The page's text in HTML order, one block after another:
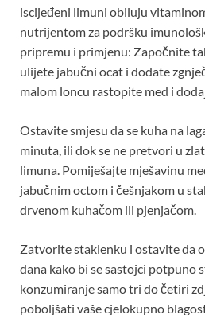
iscijeđeni limuni obiluju
nutrijentom za podršku
pripremu i primjenu: Započnite
ulijete jabučni ocat i dodate
malom loncu rastopite med i
Ostavite smjesu da se kuha na
minuta, ili dok se ne pretvori u
limuna. Pomiješajte mješavinu
jabučnim octom i češnjakom u
drvenom kuhačom ili pjenjačom.
Zatvorite staklenku i ostavite da
dana kako bi se sastojci potpuno
konzumiranje samo tri do četiri
poboljšati vaše cjelokupno